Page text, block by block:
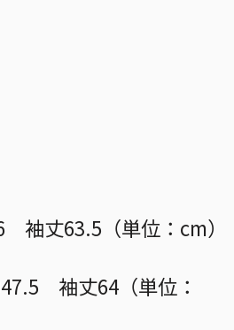
丈63.5（単位：cm）
袖丈64（単位：